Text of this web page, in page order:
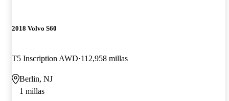
2018 Volvo S60
T5 Inscription AWD 112,958 millas
Berlin, NJ
1 millas